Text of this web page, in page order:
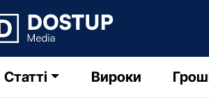
Статті Вироки